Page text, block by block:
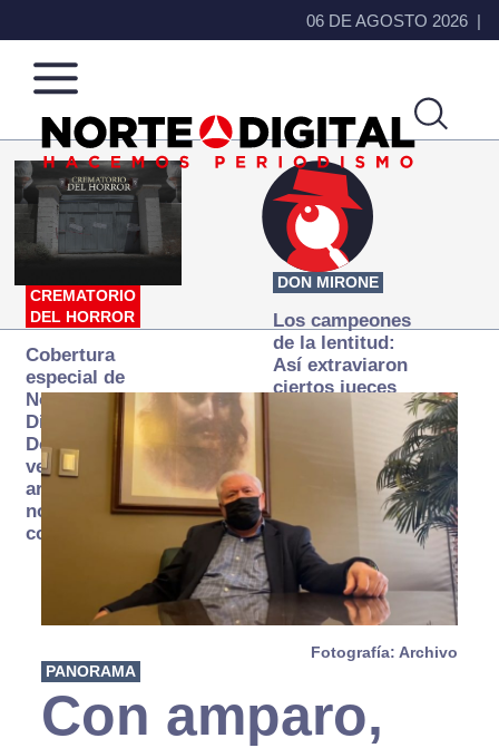
06 DE AGOSTO 2026
Norte
de
Ciudad
Más
que
noticias,
hacemos periodismo
CREMATORIO
DEL HORROR
Cobertura
especial de
Norte
Digital:
Donde la
verdad
arde… pero
no se
consume
DON MIRONE
Los campeones
de la lentitud:
Así extraviaron
ciertos jueces
Fotografía: Archivo
PANORAMA
Con amparo,